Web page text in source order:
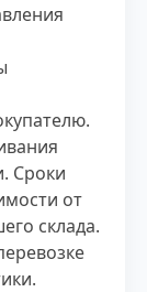
Сроки
от
склада.